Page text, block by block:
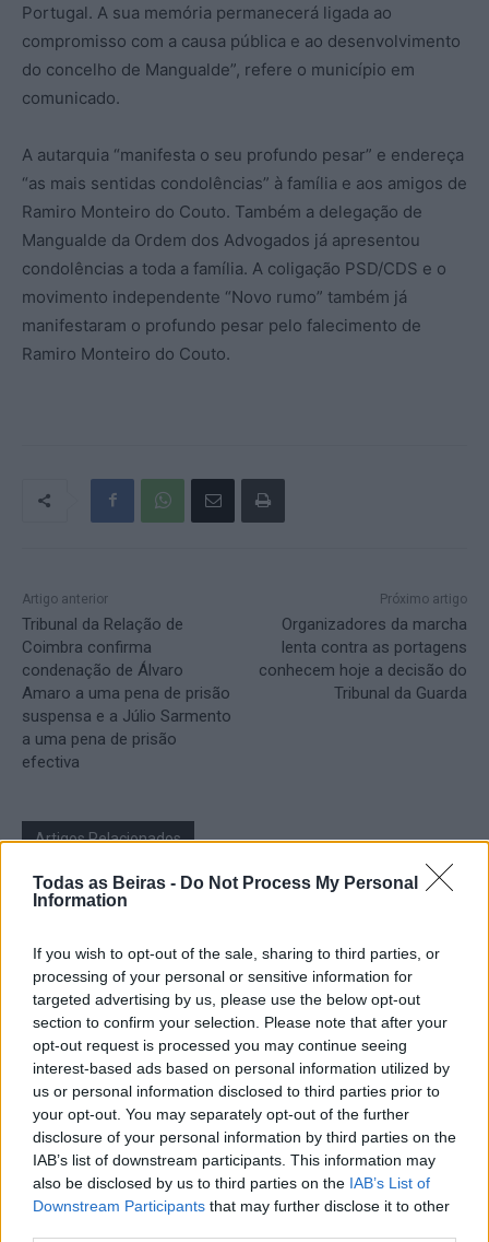
Todas as Beiras - Do Not Process My Personal
Information
If you wish to opt-out of the sale, sharing to third parties, or
processing of your personal or sensitive information for
targeted advertising by us, please use the below opt-out
section to confirm your selection. Please note that after your
opt-out request is processed you may continue seeing
interest-based ads based on personal information utilized by
us or personal information disclosed to third parties prior to
your opt-out. You may separately opt-out of the further
disclosure of your personal information by third parties on the
IAB’s list of downstream participants. This information may
also be disclosed by us to third parties on the IAB’s List of
Downstream Participants that may further disclose it to other
Portugal. A sua memória permanecerá ligada ao
compromisso com a causa pública e ao desenvolvimento
do concelho de Mangualde”, refere o município em
comunicado.
A autarquia “manifesta o seu profundo pesar” e endereça
“as mais sentidas condolências” à família e aos amigos de
Ramiro Monteiro do Couto. Também a delegação de
Mangualde da Ordem dos Advogados já apresentou
condolências a toda a família. A coligação PSD/CDS e o
movimento independente “Novo rumo” também já
manifestaram o profundo pesar pelo falecimento de
Ramiro Monteiro do Couto.
Artigo anterior
Tribunal da Relação de
Coimbra confirma
condenação de Álvaro
Amaro a uma pena de prisão
suspensa e a Júlio Sarmento
a uma pena de prisão
efectiva
Próximo artigo
Organizadores da marcha
lenta contra as portagens
conhecem hoje a decisão do
Tribunal da Guarda
Artigos Relacionados
Destaques
Presidente da República considera que a
lugar de expressão do...
07/08/2026
Cultura
Presidente da República deverá estar
presente na abertura da Feira de São
Mateus
06/08/2026
Crossódromo das Lajes, em Fernão
Joanes, recebe no Sábado etapa do
Campeonato Nacional de Supercross
06/08/2026